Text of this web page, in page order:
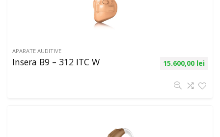
APARATE AUDITIVE
Insera B9 – 312 ITC W 15.600,00 lei